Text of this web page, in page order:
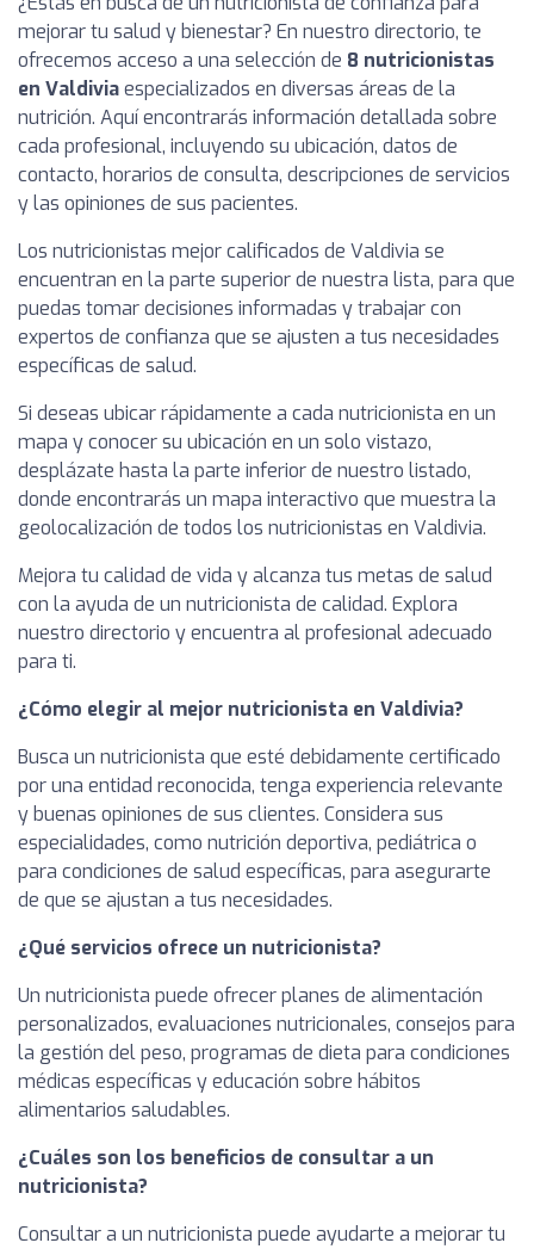
mejorar tu salud y bienestar? En nuestro directorio, te
ofrecemos acceso a una selección de 8 nutricionistas
en Valdiviaespecializados en diversas áreas de la
nutrición. Aquí encontrarás información detallada sobre
cada profesional, incluyendo su ubicación, datos de
contacto, horarios de consulta, descripciones de servicios
y las opiniones de sus pacientes.
Los nutricionistas mejor calificados de Valdivia se
encuentran en la parte superior de nuestra lista, para que
puedas tomar decisiones informadas y trabajar con
expertos de confianza que se ajusten a tus necesidades
específicas de salud.
Si deseas ubicar rápidamente a cada nutricionista en un
mapa y conocer su ubicación en un solo vistazo,
desplázate hasta la parte inferior de nuestro listado,
donde encontrarás un mapa interactivo que muestra la
geolocalización de todos los nutricionistas en Valdivia.
Mejora tu calidad de vida y alcanza tus metas de salud
con la ayuda de un nutricionista de calidad. Explora
nuestro directorio y encuentra al profesional adecuado
para ti.
¿Cómo elegir al mejor nutricionista en Valdivia?
Busca un nutricionista que esté debidamente certificado
por una entidad reconocida, tenga experiencia relevante
y buenas opiniones de sus clientes. Considera sus
especialidades, como nutrición deportiva, pediátrica o
para condiciones de salud específicas, para asegurarte
de que se ajustan a tus necesidades.
¿Qué servicios ofrece un nutricionista?
Un nutricionista puede ofrecer planes de alimentación
personalizados, evaluaciones nutricionales, consejos para
la gestión del peso, programas de dieta para condiciones
médicas específicas y educación sobre hábitos
alimentarios saludables.
¿Cuáles son los beneficios de consultar a un
nutricionista?
Consultar a un nutricionista puede ayudarte a mejorar tu